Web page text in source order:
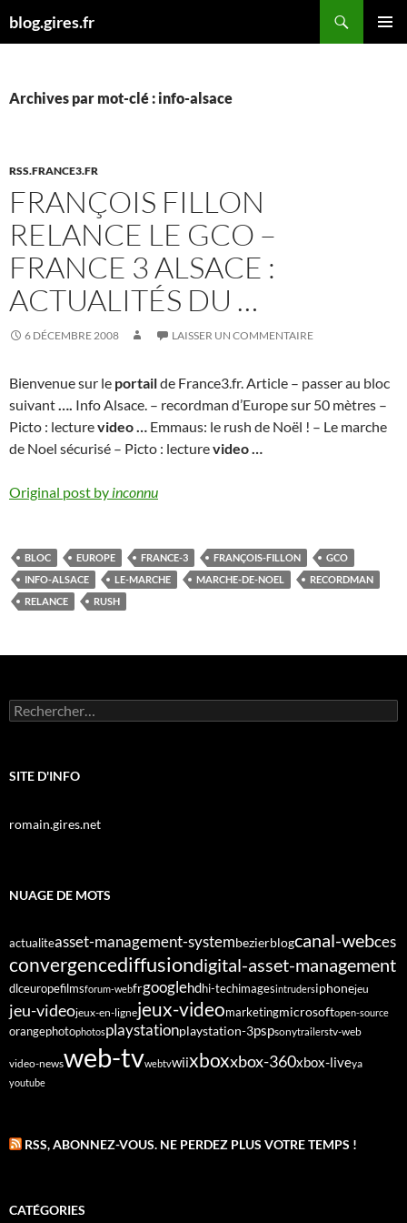
aublog.gires.fr
Archives par mot-clé : info-alsace
RSS.FRANCE3.FR
FRANÇOIS FILLON
RELANCE LE GCO –
FRANCE 3 ALSACE :
ACTUALITÉS DU …
6 DÉCEMBRE 2008 LAISSER UN COMMENTAIRE
Bienvenue sur le portailde France3.fr. Article – passer au bloc
suivant…. Info Alsace. – recordman d’Europe sur 50 mètres –
Picto : lecturevideo… Emmaus: le rush de Noël ! – Le marche
de Noel sécurisé – Picto : lecturevideo…
Original post by inconnu
BLOC EUROPE FRANCE-3 FRANÇOIS-FILLON
GCO
INFO-ALSACE
LE-MARCHE MARCHE-DE-NOEL
RECORDMAN
RELANCE
RUSH
Rechercher :
SITE D'INFO
romain.gires.net
NUAGE DE MOTS
actualiteasset-management-systembezierblogcanal-webces
convergencediffusiondigital-asset-management
dlceuropefilmsforum-webfrgooglehdhi-techimagesintrudersiphonejeu
jeu-videojeux-en-lignejeux-videomarketingmicrosoftopen-source
orangephotophotosplaystationplaystation-3pspsonytrailerstv-web
video-newsweb-tvwebtvwiixboxxbox-360xbox-liveya
youtube
RSS, ABONNEZ-VOUS. NE PERDEZ PLUS VOTRE TEMPS !
CATÉGORIES